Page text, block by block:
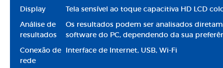
Display Tela sensível ao toque capacitiva HD LCD
Análise de
resultados
Os resultados podem ser analisados
software do PC, dependendo da sua
Conexão de
rede
Interface de Internet, USB, Wi-Fi